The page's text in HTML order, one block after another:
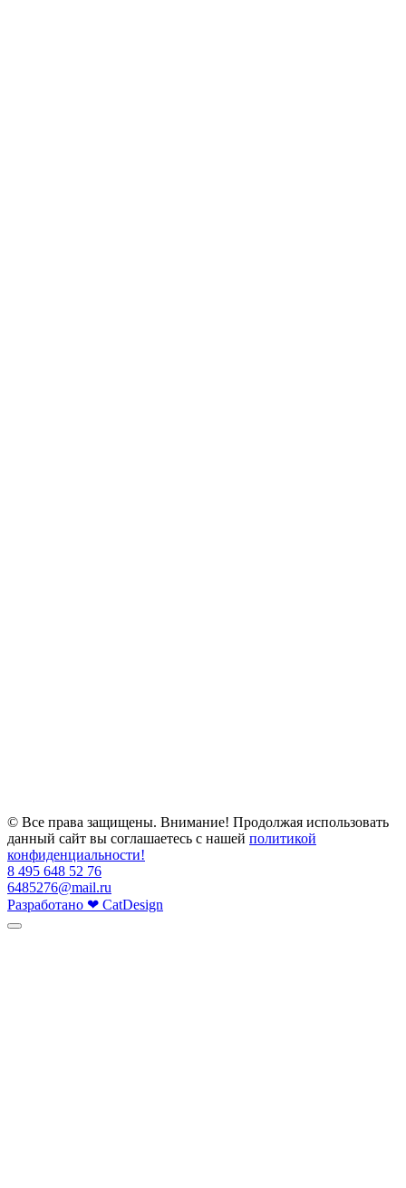
© Все права защищены. Внимание! Продолжая использовать
данный сайт вы соглашаетесь с нашей политикой
конфиденциальности!
8 495 648 52 76
6485276@mail.ru
Разработано ❤ CatDesign